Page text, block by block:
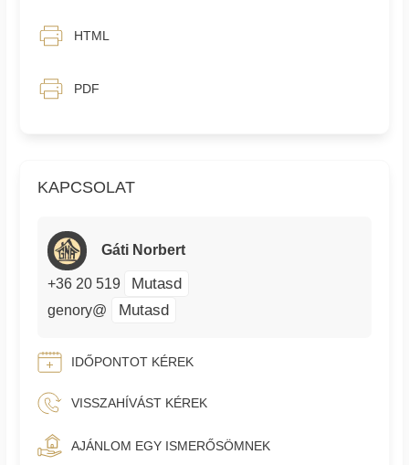
KAPCSOLAT
Gáti Norbert
+36 20 519 Mutasd
genory@ Mutasd
IDŐPONTOT KÉREK
VISSZAHÍVÁST KÉREK
AJÁNLOM EGY ISMERŐSÖMNEK
HTML
PDF